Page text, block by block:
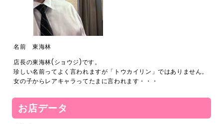
名前 東海林
店長の東海林(ショウジ)です。
珍しい名前ってよく言われますが「トウカイリン」ではありません。
女の子からレアキャラってたまに言われます・・・
お店データ